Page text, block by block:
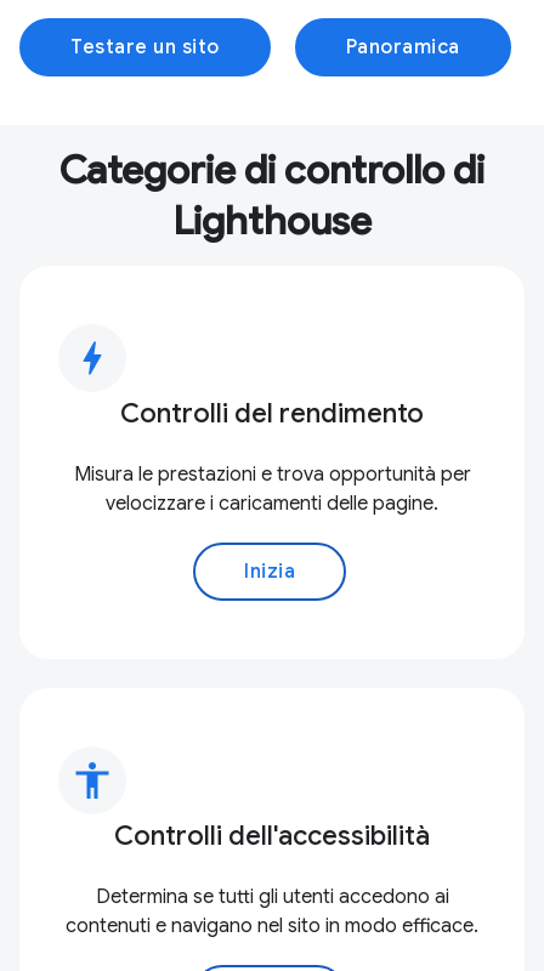
Testare un sito Panoramica
Categorie di controllo di
Lighthouse
bolt
Controlli del rendimento
Misura le prestazioni e trova opportunità per
velocizzare i caricamenti delle pagine.
Inizia
accessibility
Controlli dell'accessibilità
Determina se tutti gli utenti accedono ai
contenuti e navigano nel sito in modo efficace.